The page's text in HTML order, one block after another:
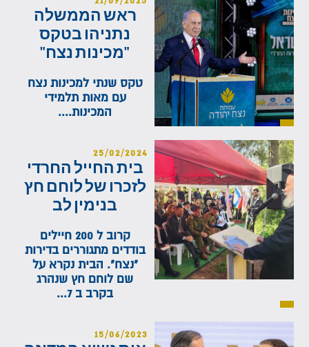
ראש הממשלה
נתניהו בטקס
"מכינות נצח"
טקס שנתי למכינות נצח
עם מאות תלמידי
המכינות....
25/02/2024
בית החייל החרדי
לזכרו של לוחם חץ
בנימין לב
קרוב ל 200 חיילים
בודדים מתגוררים בדירות
"נצח". הבית נקרא על
שם לוחם חץ שנהרג
בקרב ב 7...
15/06/2023